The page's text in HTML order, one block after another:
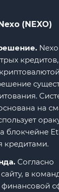
(NEXO)
кредитов,
на
блокчейне
кредитами.
Согласно
в
финансовой